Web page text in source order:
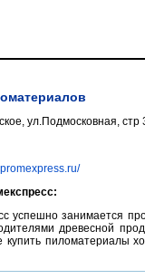
ул.Подмосковная, стр
успешно занимается
древесной
купить пиломатериалы